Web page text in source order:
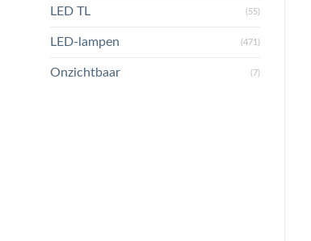
LED TL (55)
LED-lampen (471)
Onzichtbaar (7)